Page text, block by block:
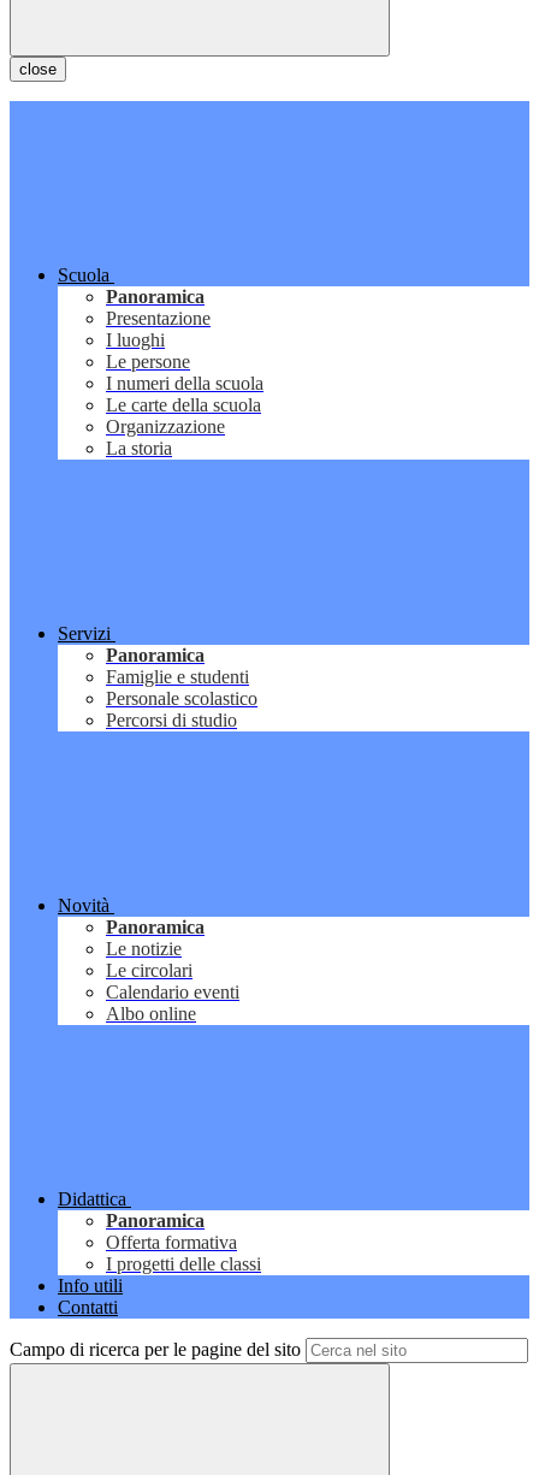
close
Scuola
Panoramica
Presentazione
I luoghi
Le persone
I numeri della scuola
Le carte della scuola
Organizzazione
La storia
Servizi
Panoramica
Famiglie e studenti
Personale scolastico
Percorsi di studio
Novità
Panoramica
Le notizie
Le circolari
Calendario eventi
Albo online
Didattica
Panoramica
Offerta formativa
I progetti delle classi
Info utili
Contatti
Campo di ricerca per le pagine del sito